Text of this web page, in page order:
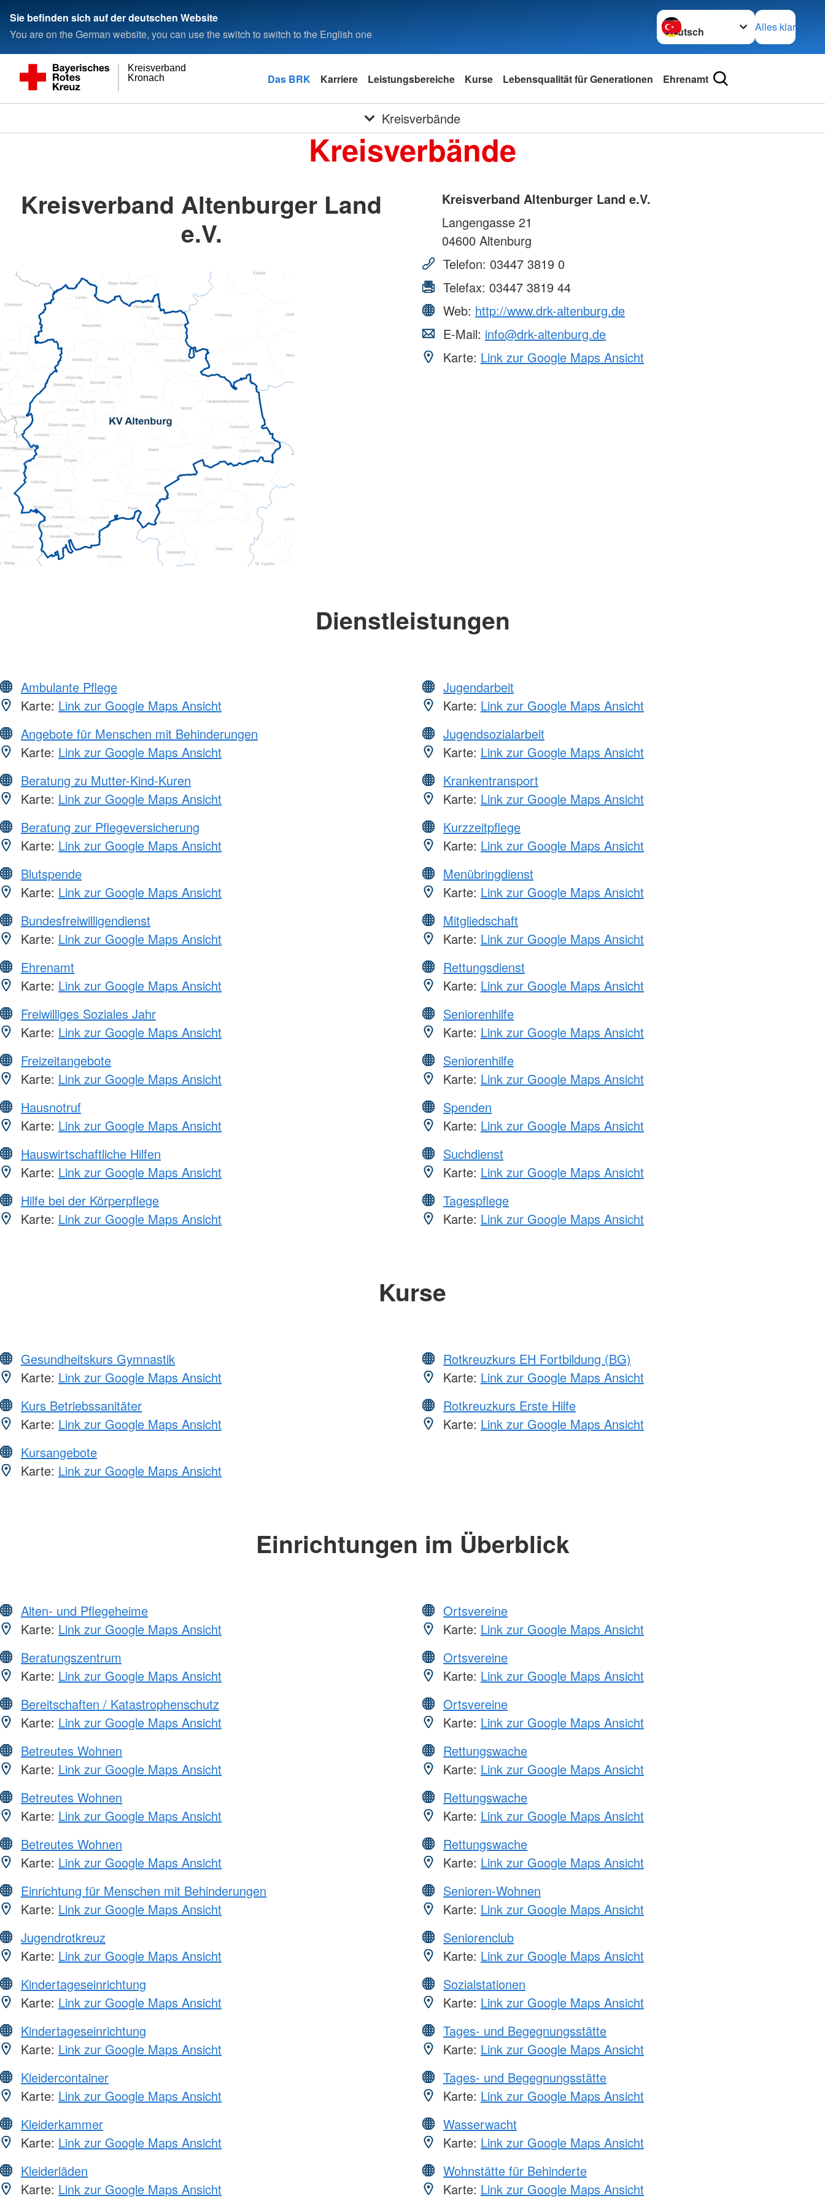
Sie befinden sich auf der deutschen Website
You are on the German website, you can use the switch to switch to the English one
Sprache wechseln zu
Alles klar
Kronach
Kreisverband
Das BRK Karriere Leistungsbereiche Kurse Lebensqualität für Generationen Ehrenamt
Kreisverbände
Kreisverbände
Kreisverband Altenburger Land
e.V.
Kreisverband Altenburger Land e.V.
Langengasse 21
04600 Altenburg
Telefon: 03447 3819 0
Telefax: 03447 3819 44
Web: http://www.drk-altenburg.de
E-Mail: info@drk-altenburg.de
Karte: Link zur Google Maps Ansicht
Dienstleistungen
Ambulante Pflege
Karte: Link zur Google Maps Ansicht
Angebote für Menschen mit Behinderungen
Karte: Link zur Google Maps Ansicht
Beratung zu Mutter-Kind-Kuren
Karte: Link zur Google Maps Ansicht
Beratung zur Pflegeversicherung
Karte: Link zur Google Maps Ansicht
Blutspende
Karte: Link zur Google Maps Ansicht
Bundesfreiwilligendienst
Karte: Link zur Google Maps Ansicht
Ehrenamt
Karte: Link zur Google Maps Ansicht
Freiwilliges Soziales Jahr
Karte: Link zur Google Maps Ansicht
Freizeitangebote
Karte: Link zur Google Maps Ansicht
Hausnotruf
Karte: Link zur Google Maps Ansicht
Hauswirtschaftliche Hilfen
Karte: Link zur Google Maps Ansicht
Hilfe bei der Körperpflege
Karte: Link zur Google Maps Ansicht
Jugendarbeit
Karte: Link zur Google Maps Ansicht
Jugendsozialarbeit
Karte: Link zur Google Maps Ansicht
Krankentransport
Karte: Link zur Google Maps Ansicht
Kurzzeitpflege
Karte: Link zur Google Maps Ansicht
Menübringdienst
Karte: Link zur Google Maps Ansicht
Mitgliedschaft
Karte: Link zur Google Maps Ansicht
Rettungsdienst
Karte: Link zur Google Maps Ansicht
Seniorenhilfe
Karte: Link zur Google Maps Ansicht
Seniorenhilfe
Karte: Link zur Google Maps Ansicht
Spenden
Karte: Link zur Google Maps Ansicht
Suchdienst
Karte: Link zur Google Maps Ansicht
Tagespflege
Karte: Link zur Google Maps Ansicht
Kurse
Gesundheitskurs Gymnastik
Karte: Link zur Google Maps Ansicht
Kurs Betriebssanitäter
Karte: Link zur Google Maps Ansicht
Kursangebote
Karte: Link zur Google Maps Ansicht
Rotkreuzkurs EH Fortbildung (BG)
Karte: Link zur Google Maps Ansicht
Rotkreuzkurs Erste Hilfe
Karte: Link zur Google Maps Ansicht
Einrichtungen im Überblick
Alten- und Pflegeheime
Karte: Link zur Google Maps Ansicht
Beratungszentrum
Karte: Link zur Google Maps Ansicht
Bereitschaften / Katastrophenschutz
Karte: Link zur Google Maps Ansicht
Betreutes Wohnen
Karte: Link zur Google Maps Ansicht
Betreutes Wohnen
Karte: Link zur Google Maps Ansicht
Betreutes Wohnen
Karte: Link zur Google Maps Ansicht
Einrichtung für Menschen mit Behinderungen
Karte: Link zur Google Maps Ansicht
Jugendrotkreuz
Karte: Link zur Google Maps Ansicht
Kindertageseinrichtung
Karte: Link zur Google Maps Ansicht
Kindertageseinrichtung
Karte: Link zur Google Maps Ansicht
Kleidercontainer
Karte: Link zur Google Maps Ansicht
Kleiderkammer
Karte: Link zur Google Maps Ansicht
Kleiderläden
Karte: Link zur Google Maps Ansicht
Ortsvereine
Karte: Link zur Google Maps Ansicht
Ortsvereine
Karte: Link zur Google Maps Ansicht
Ortsvereine
Karte: Link zur Google Maps Ansicht
Rettungswache
Karte: Link zur Google Maps Ansicht
Rettungswache
Karte: Link zur Google Maps Ansicht
Rettungswache
Karte: Link zur Google Maps Ansicht
Senioren-Wohnen
Karte: Link zur Google Maps Ansicht
Seniorenclub
Karte: Link zur Google Maps Ansicht
Sozialstationen
Karte: Link zur Google Maps Ansicht
Tages- und Begegnungsstätte
Karte: Link zur Google Maps Ansicht
Tages- und Begegnungsstätte
Karte: Link zur Google Maps Ansicht
Wasserwacht
Karte: Link zur Google Maps Ansicht
Wohnstätte für Behinderte
Karte: Link zur Google Maps Ansicht